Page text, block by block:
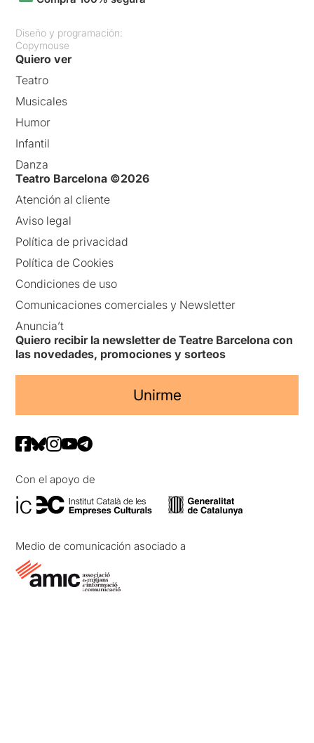
Diseño y programación:
Copymouse
Quiero ver
Teatro
Musicales
Humor
Infantil
Danza
Teatro Barcelona ©2026
Atención al cliente
Aviso legal
Política de privacidad
Política de Cookies
Condiciones de uso
Comunicaciones comerciales y Newsletter
Anuncia’t
Quiero recibir la newsletter de Teatre Barcelona con
las novedades, promociones y sorteos
Unirme
Con el apoyo de
Medio de comunicación asociado a